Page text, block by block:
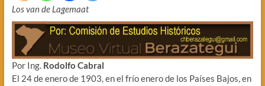
Los van de Lagemaat
Por Ing. Rodolfo Cabral
El 24 de enero de 1903, en el frío enero de los Países Bajos, en